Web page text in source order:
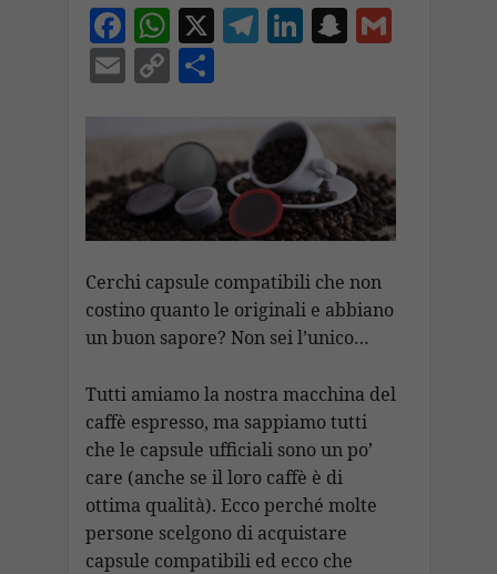
F
ac
e
b
o
o
k
W
h
at
s
A
p
p
X T
gr
a
m
Li
e
dI
n
S
p
c
h
at
G
l
E
ai
l
C
p
y
Li
n
k
C
di
vi
di
Cerchi capsule compatibili che non
costino quanto le originali e abbiano
un buon sapore? Non sei l’unico…
Tutti amiamo la nostra macchina del
caffè espresso, ma sappiamo tutti
che le capsule ufficiali sono un po’
care (anche se il loro caffè è di
ottima qualità). Ecco perché molte
persone scelgono di acquistare
capsule compatibili ed ecco che